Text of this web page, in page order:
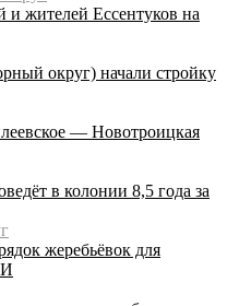
и жителей Ессентуков на
округ) начали стройку
— Новотроицкая
в колонии 8,5 года за
жеребьёвок для